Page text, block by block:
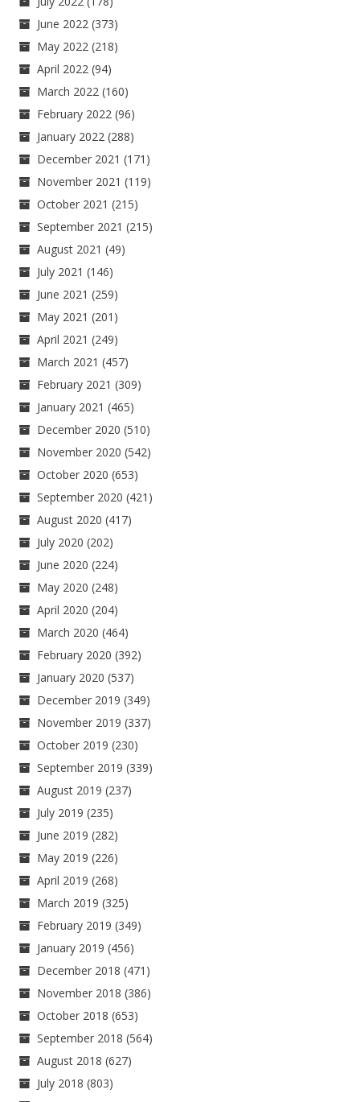
June 2022 (373)
May 2022 (218)
April 2022 (94)
March 2022 (160)
February 2022 (96)
January 2022 (288)
December 2021 (171)
November 2021 (119)
October 2021 (215)
September 2021 (215)
August 2021 (49)
July 2021 (146)
June 2021 (259)
May 2021 (201)
April 2021 (249)
March 2021 (457)
February 2021 (309)
January 2021 (465)
December 2020 (510)
November 2020 (542)
October 2020 (653)
September 2020 (421)
August 2020 (417)
July 2020 (202)
June 2020 (224)
May 2020 (248)
April 2020 (204)
March 2020 (464)
February 2020 (392)
January 2020 (537)
December 2019 (349)
November 2019 (337)
October 2019 (230)
September 2019 (339)
August 2019 (237)
July 2019 (235)
June 2019 (282)
May 2019 (226)
April 2019 (268)
March 2019 (325)
February 2019 (349)
January 2019 (456)
December 2018 (471)
November 2018 (386)
October 2018 (653)
September 2018 (564)
August 2018 (627)
July 2018 (803)